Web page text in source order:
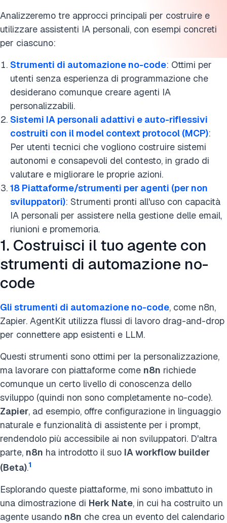
Analizzeremo tre approcci principali per costruire e
utilizzare assistenti IA personali, con esempi concreti
per ciascuno:
Strumenti di automazione no-code: Ottimi per
utenti senza esperienza di programmazione che
desiderano comunque creare agenti IA
personalizzabili.
Sistemi IA personali adattivi e auto-riflessivi
costruiti con il model context protocol (MCP):
Per utenti tecnici che vogliono costruire sistemi
autonomi e consapevoli del contesto, in grado di
valutare e migliorare le proprie azioni.
18 Piattaforme/strumenti per agenti (per non
sviluppatori): Strumenti pronti all'uso con capacità
IA personali per assistere nella gestione delle email,
riunioni e promemoria.
1. Costruisci il tuo agente con
strumenti di automazione no-
code
Gli strumenti di automazione no-code, come n8n,
Zapier. AgentKit utilizza flussi di lavoro drag-and-drop
per connettere app esistenti e LLM.
Questi strumenti sono ottimi per la personalizzazione,
ma lavorare con piattaforme come n8n richiede
comunque un certo livello di conoscenza dello
sviluppo (quindi non sono completamente no-code).
Zapier, ad esempio, offre configurazione in linguaggio
naturale e funzionalità di assistente per i prompt,
rendendolo più accessibile ai non sviluppatori. D'altra
parte, n8n ha introdotto il suo IA workflow builder
(Beta).1
Esplorando queste piattaforme, mi sono imbattuto in
una dimostrazione di Herk Nate, in cui ha costruito un
agente usando n8n che crea un evento del calendario